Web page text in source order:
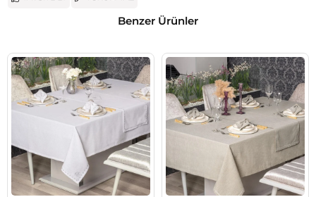
Benzer Ürünler